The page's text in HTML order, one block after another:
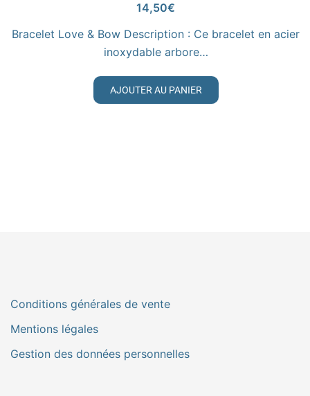
14,50€
Bracelet Love & Bow Description : Ce bracelet en acier
inoxydable arbore…
AJOUTER AU PANIER
Conditions générales de vente
Mentions légales
Gestion des données personnelles